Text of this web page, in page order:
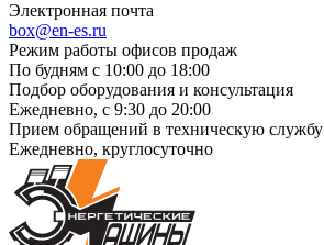
Электронная почта
box@en-es.ru
Режим работы офисов продаж
По будням с 10:00 до 18:00
Подбор оборудования и консультация
Ежедневно, с 9:30 до 20:00
Прием обращений в техническую службу
Ежедневно, круглосуточно